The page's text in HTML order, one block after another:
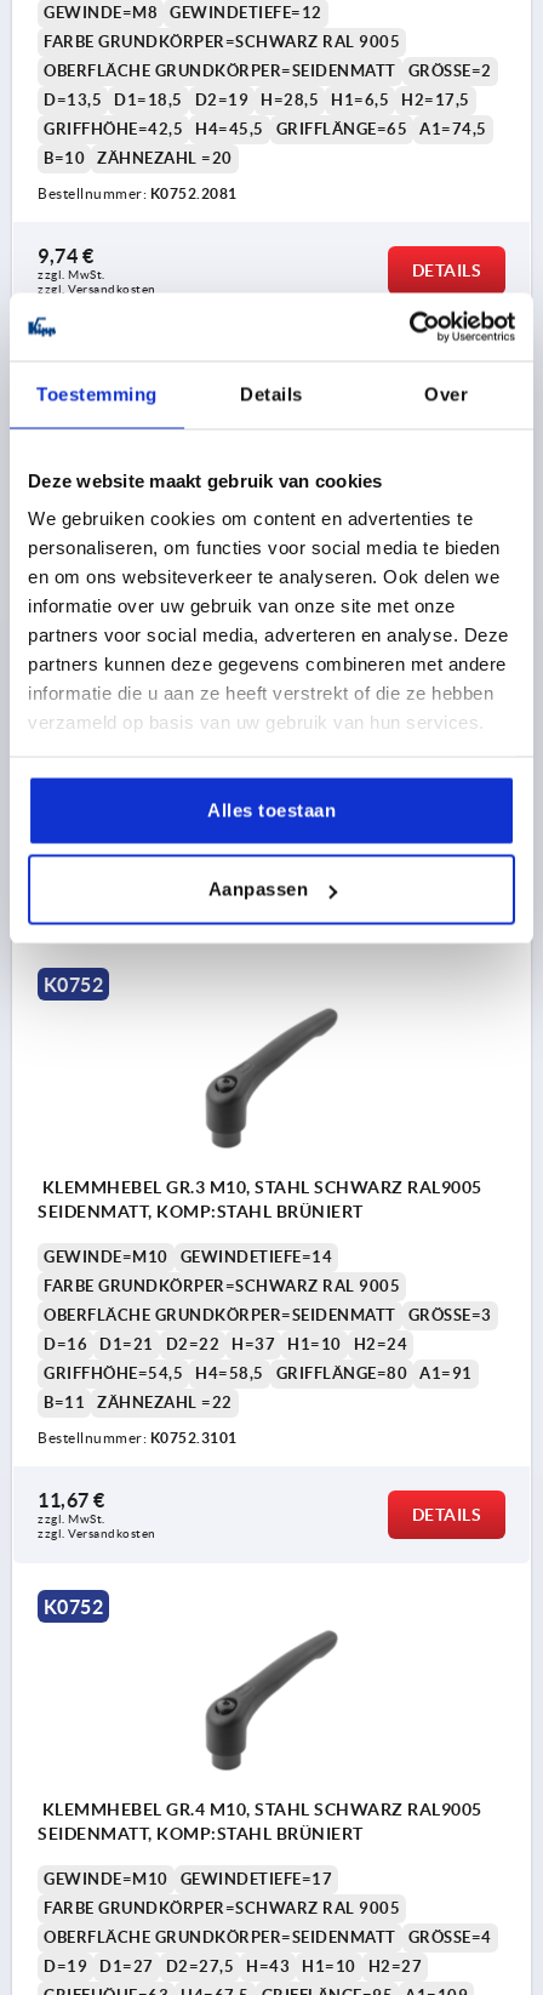
Toestemming Details Over
Deze website maakt gebruik van cookies
We gebruiken cookies om content en advertenties te
personaliseren, om functies voor social media te bieden
en om ons websiteverkeer te analyseren. Ook delen we
informatie over uw gebruik van onze site met onze
partners voor social media, adverteren en analyse. Deze
partners kunnen deze gegevens combineren met andere
informatie die u aan ze heeft verstrekt of die ze hebben
verzameld op basis van uw gebruik van hun services.
Alles toestaan
Aanpassen
GEWINDE=M8
GEWINDETIEFE=12
FARBE GRUNDKÖRPER=SCHWARZ RAL 9005
OBERFLÄCHE GRUNDKÖRPER=SEIDENMATT
GRÖSSE=2
D=13,5
D1=18,5 D2=19 H=28,5 H1=6,5
H2=17,5
GRIFFHÖHE=42,5
H4=45,5 GRIFFLÄNGE=65
A1=74,5
B=10
ZÄHNEZAHL =20
Bestellnummer: K0752.2081
9,74 €
zzgl. MwSt.
zzgl. Versandkosten
DETAILS
SEIDENMATT, KOMP:STAHL BRÜNIERT
GEWINDE=M8
GEWINDETIEFE=14
FARBE GRUNDKÖRPER=SCHWARZ RAL 9005
OBERFLÄCHE GRUNDKÖRPER=SEIDENMATT
GRÖSSE=3
D=16
D1=21 D2=22 H=37 H1=10
H2=24
B=11
ZÄHNEZAHL =22
K0752.3081
K0752
KLEMMHEBEL GR.3 M10, STAHL SCHWARZ RAL9005
SEIDENMATT, KOMP:STAHL BRÜNIERT
GEWINDE=M10
GEWINDETIEFE=14
FARBE GRUNDKÖRPER=SCHWARZ RAL 9005
OBERFLÄCHE GRUNDKÖRPER=SEIDENMATT
GRÖSSE=3
D=16
D1=21 D2=22 H=37 H1=10
H2=24
GRIFFHÖHE=54,5
H4=58,5 GRIFFLÄNGE=80
A1=91
B=11
ZÄHNEZAHL =22
Bestellnummer: K0752.3101
11,67 €
zzgl. MwSt.
zzgl. Versandkosten
DETAILS
K0752
KLEMMHEBEL GR.4 M10, STAHL SCHWARZ RAL9005
SEIDENMATT, KOMP:STAHL BRÜNIERT
GEWINDE=M10
GEWINDETIEFE=17
FARBE GRUNDKÖRPER=SCHWARZ RAL 9005
OBERFLÄCHE GRUNDKÖRPER=SEIDENMATT
GRÖSSE=4
D=19
D1=27 D2=27,5 H=43 H1=10
H2=27